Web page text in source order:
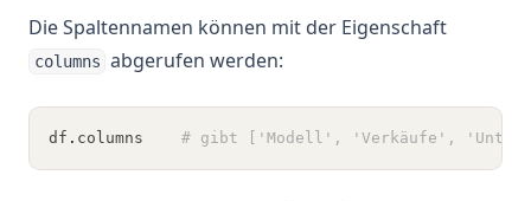
Die Spaltennamen können mit der Eigenschaft
columns abgerufen werden:
df . columns # gibt ['Modell', 'Verkäufe',